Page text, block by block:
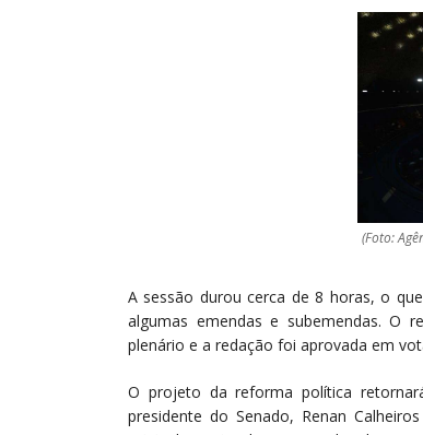
(Foto:
A sessão durou cerca de 8 horas, o
algumas emendas e subemendas. O
plenário e a redação foi aprovada em
O projeto da reforma política
presidente do Senado, Renan